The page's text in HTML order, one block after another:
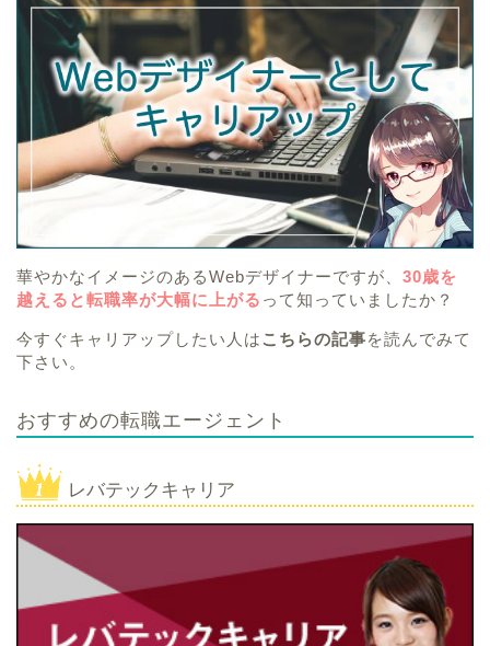
華やかなイメージのあるWebデザイナーですが、 30歳を
越えると転職率が大幅に上がる って知っていましたか？
今すぐキャリアップしたい人はこちらの記事を読んでみて
下さい。
おすすめの転職エージェント
レバテックキャリア